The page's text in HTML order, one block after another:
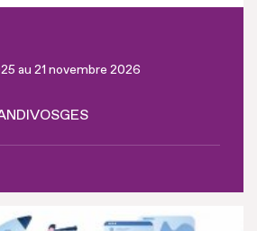
au 21 novembre 2026